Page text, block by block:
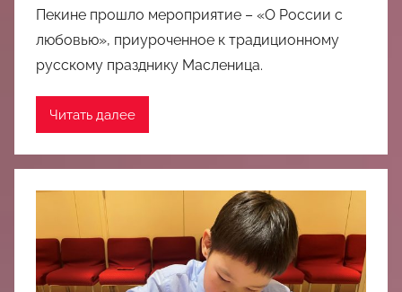
Пекине прошло мероприятие – «О России с
любовью», приуроченное к традиционному
русскому празднику Масленица.
Читать далее